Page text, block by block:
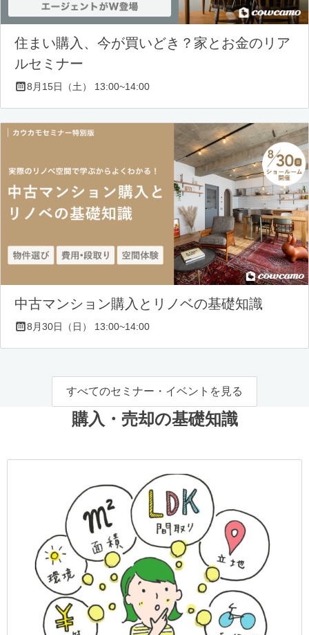
住まい購入、今が買いどき？家とお金のリア
ルセミナー
8月15日（土） 13:00~14:00
中古マンション購入とリノベの基礎知識
8月30日（日） 13:00~14:00
すべてのセミナー・イベントを見る
購入・売却の基礎知識